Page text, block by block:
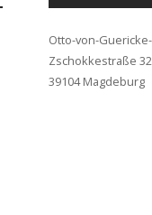
Otto-von-
Zschokkestraße
39104 Magdeburg